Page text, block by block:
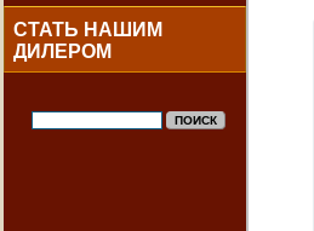
СТАТЬ НАШИМ
ДИЛЕРОМ